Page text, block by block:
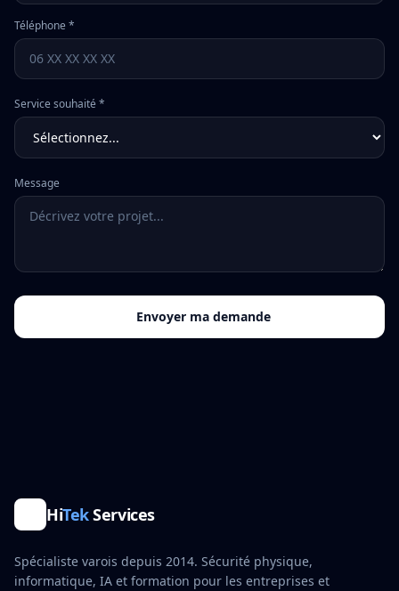
Téléphone *
Service souhaité *
Message
Envoyer ma demande
HiTekServices
Spécialiste varois depuis 2014. Sécurité physique,
informatique, IA et formation pour les entreprises et